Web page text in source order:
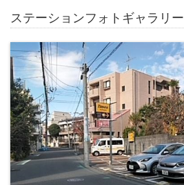
ステーションフォトギャラリー